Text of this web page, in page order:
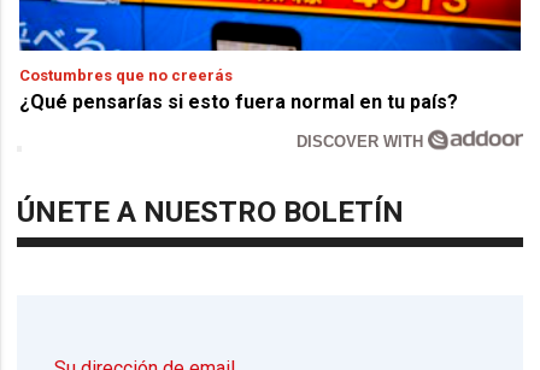
Costumbres que no creerás
¿Qué pensarías si esto fuera normal en tu país?
DISCOVER WITH
ÚNETE A NUESTRO BOLETÍN